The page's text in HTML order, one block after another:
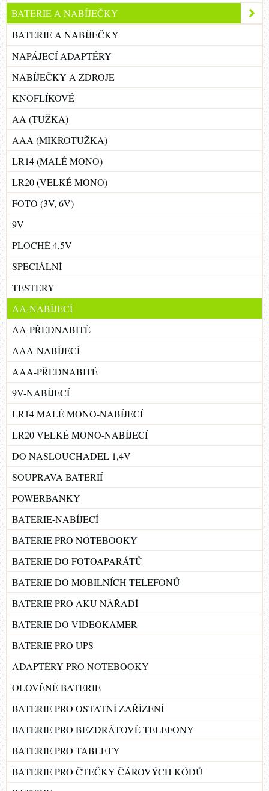
BATERIE A NABÍJEČKY
BATERIE A NABÍJEČKY
NAPÁJECÍ ADAPTÉRY
NABÍJEČKY A ZDROJE
KNOFLÍKOVÉ
AA (TUŽKA)
AAA (MIKROTUŽKA)
LR14 (MALÉ MONO)
LR20 (VELKÉ MONO)
FOTO (3V, 6V)
9V
PLOCHÉ 4,5V
SPECIÁLNÍ
TESTERY
AA-NABÍJECÍ
AA-PŘEDNABITÉ
AAA-NABÍJECÍ
AAA-PŘEDNABITÉ
9V-NABÍJECÍ
LR14 MALÉ MONO-NABÍJECÍ
LR20 VELKÉ MONO-NABÍJECÍ
DO NASLOUCHADEL 1,4V
SOUPRAVA BATERIÍ
POWERBANKY
BATERIE-NABÍJECÍ
BATERIE PRO NOTEBOOKY
BATERIE DO FOTOAPARÁTŮ
BATERIE DO MOBILNÍCH TELEFONŮ
BATERIE PRO AKU NÁŘADÍ
BATERIE DO VIDEOKAMER
BATERIE PRO UPS
ADAPTÉRY PRO NOTEBOOKY
OLOVĚNÉ BATERIE
BATERIE PRO OSTATNÍ ZAŘÍZENÍ
BATERIE PRO BEZDRÁTOVÉ TELEFONY
BATERIE PRO TABLETY
BATERIE PRO ČTEČKY ČÁROVÝCH KÓDŮ